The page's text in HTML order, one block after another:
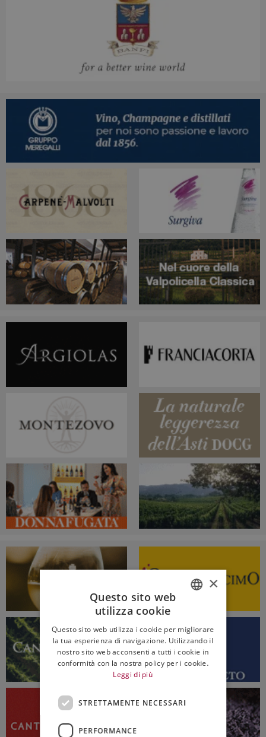
ENGLISH
×
Questo sito web
utilizza cookie
Questo sito web utilizza i cookie per migliorare
la tua esperienza di navigazione. Utilizzando il
nostro sito web acconsenti a tutti i cookie in
conformità con la nostra policy per i cookie.
Leggi di più
STRETTAMENTE NECESSARI
PERFORMANCE